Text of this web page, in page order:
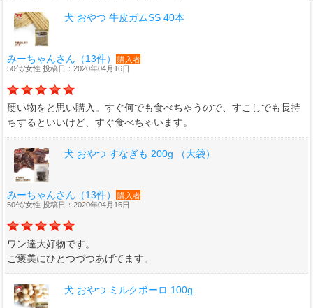
犬 おやつ 牛皮ガムSS 40本
みーちゃんさん（13件）
購入者
50代/女性 投稿日：2020年04月16日
硬い物をと思い購入。すぐ何でも食べちゃうので、すこしでも長持
ちするといいけど、すぐ食べちゃいます。
犬 おやつ すなぎも 200g （大袋）
みーちゃんさん（13件）
購入者
50代/女性 投稿日：2020年04月16日
ワン達大好物です。
ご褒美にひとつづつあげてます。
犬 おやつ ミルクボーロ 100g